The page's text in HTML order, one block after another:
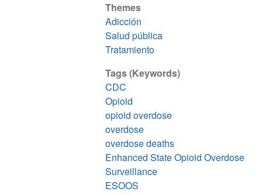
Themes
Adicción
Salud pública
Tratamiento
Tags (Keywords)
CDC
Opioid
opioid overdose
overdose
overdose deaths
Enhanced State Opioid Overdose
Surveillance
ESOOS